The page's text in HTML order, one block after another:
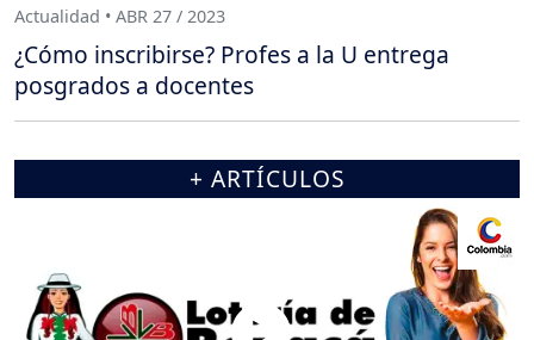
Actualidad • ABR 27 / 2023
¿Cómo inscribirse? Profes a la U entrega
posgrados a docentes
+ ARTÍCULOS